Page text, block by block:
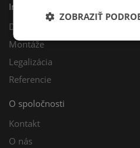
Inštalácie
Dotácie
Montáže
Legalizácia
Referencie
O spoločnosti
Kontakt
O nás
ZOBRAZIŤ